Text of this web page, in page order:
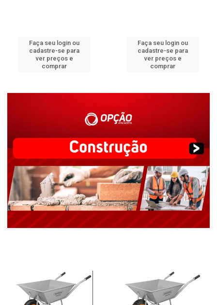
Faça seu login ou
cadastre-se para
ver preços e
comprar
Faça seu login ou
cadastre-se para
ver preços e
comprar